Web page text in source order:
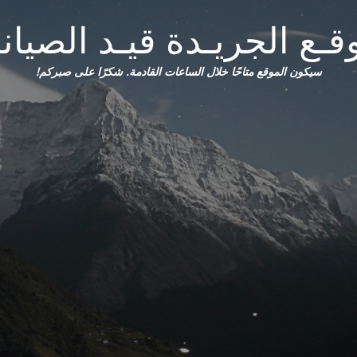
الجريـدة قيـد
سيكون الموقع متاحًا خلال الساعات القادمة. شكرًا على صبركم!